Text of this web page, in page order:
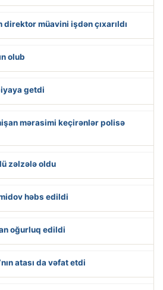
direktor müavini işdən çıxarıldı
olub
getdi
mərasimi keçirənlər polisə
zəlzələ oldu
həbs edildi
oğurluq edildi
atası da vəfat etdi